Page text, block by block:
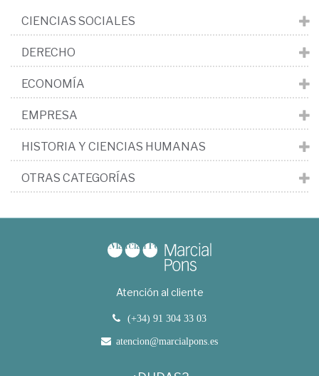
CIENCIAS SOCIALES
DERECHO
ECONOMÍA
EMPRESA
HISTORIA Y CIENCIAS HUMANAS
OTRAS CATEGORÍAS
Atención al cliente
(+34) 91 304 33 03
atencion@marcialpons.es